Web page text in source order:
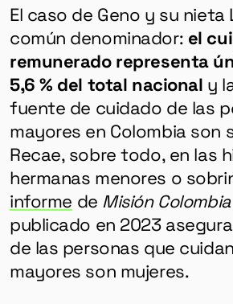
El caso de Geno y su nieta
común denominador: el
remunerado representa
5,6 % del total nacional y
fuente de cuidado de las
mayores en Colombia son
Recae, sobre todo, en las
hermanas menores o
informe de Misión
publicado en 2023
de las personas que
mayores son mujeres.